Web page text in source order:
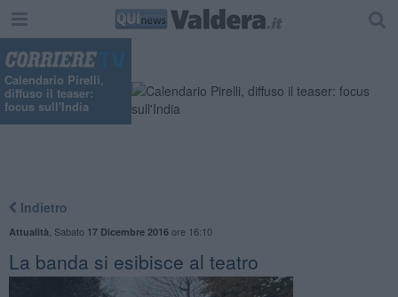
Calendario Pirelli,
diffuso il teaser:
focus sull'India
Indietro
Attualità Sabato 17 Dicembre 2016ore 16:10
La banda si esibisce al teatro